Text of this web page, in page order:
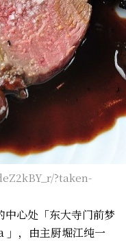
?taken-
心处「东大寺门前梦
」，由主厨堀江纯一